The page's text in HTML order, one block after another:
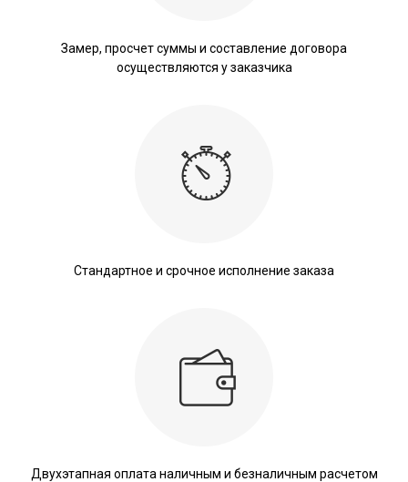
Замер, просчет суммы и составление договора
осуществляются у заказчика
Стандартное и срочное исполнение заказа
Двухэтапная оплата наличным и безналичным расчетом